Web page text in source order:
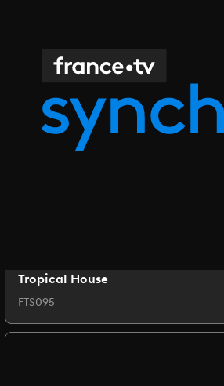
Tropical House
FTS095